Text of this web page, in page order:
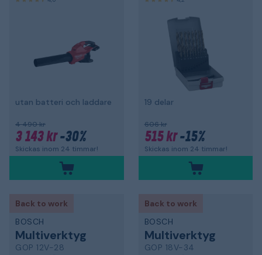
utan batteri och laddare
4 490 kr
3 143 kr-30%
Skickas inom 24 timmar!
19 delar
606 kr
515 kr-15%
Skickas inom 24 timmar!
Back to work
BOSCH
Multiverktyg
GOP 12V-28
Back to work
BOSCH
Multiverktyg
GOP 18V-34